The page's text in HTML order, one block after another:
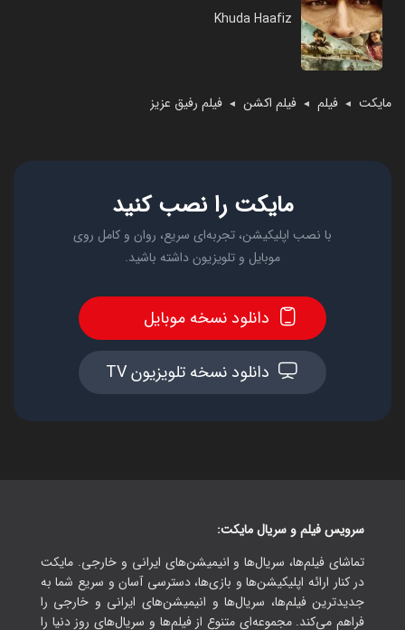
مایکت ◄ فیلم ◄ فیلم اکشن ◄ فیلم رفیق عزیز
Khuda Haafiz
مایکت را نصب کنید
با نصب اپلیکیشن، تجربه‌ای سریع، روان و کامل روی
موبایل و تلویزیون داشته باشید.
دانلود نسخه موبایل
دانلود نسخه تلویزیون TV
سرویس فیلم و سریال مایکت:
تماشای فیلم‌ها، سریال‌ها و انیمیشن‌های ایرانی و خارجی. مایکت
در کنار ارائه اپلیکیشن‌ها و بازی‌ها، دسترسی آسان و سریع شما به
جدیدترین فیلم‌ها، سریال‌ها و انیمیشن‌های ایرانی و خارجی را
فراهم می‌کند. مجموعه‌ای متنوع از فیلم‌ها و سریال‌های روز دنیا را